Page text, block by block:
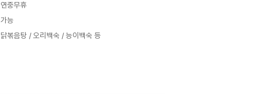
연중무휴
가능
닭볶음탕 / 오리백숙 / 능이백숙 등